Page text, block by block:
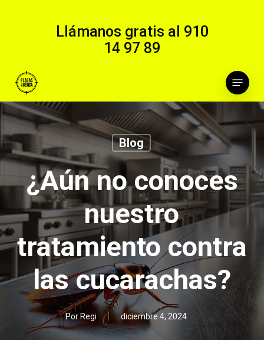
Llámanos gratis al 910
14 97 89
Menu
Blog
¿Aún no conoces
nuestro
tratamiento contra
las cucarachas?
Por Regi diciembre 4, 2024